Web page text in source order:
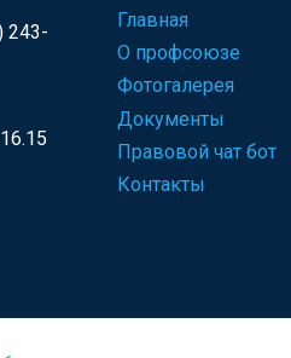
243-
Главная
О профсоюзе
Фотогалерея
Документы
Правовой чат бот
Контакты